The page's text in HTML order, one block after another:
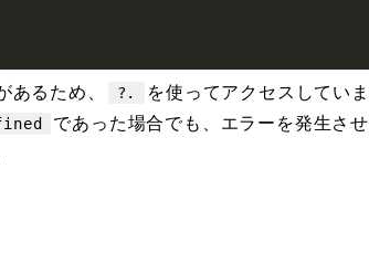
るため、 ?.
を使ってアクセスしていま
であった場合でも、エラーを発生させ